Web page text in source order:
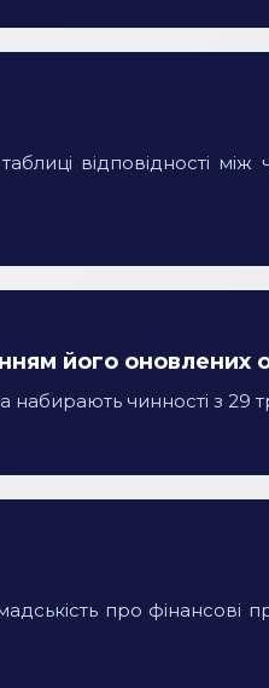
відповідності
його оновлених
чинності з 29
про фінансові